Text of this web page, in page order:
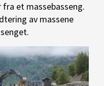
et massebasseng.
av massene